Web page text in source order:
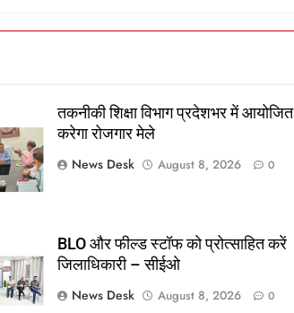
तकनीकी शिक्षा विभाग प्रदेशभर में आयोजित
करेगा रोजगार मेले
News Desk
August 8, 2026 0
BLO और फील्ड स्टॉफ को प्रोत्साहित करें
जिलाधिकारी – सीईओ
News Desk
August 8, 2026 0